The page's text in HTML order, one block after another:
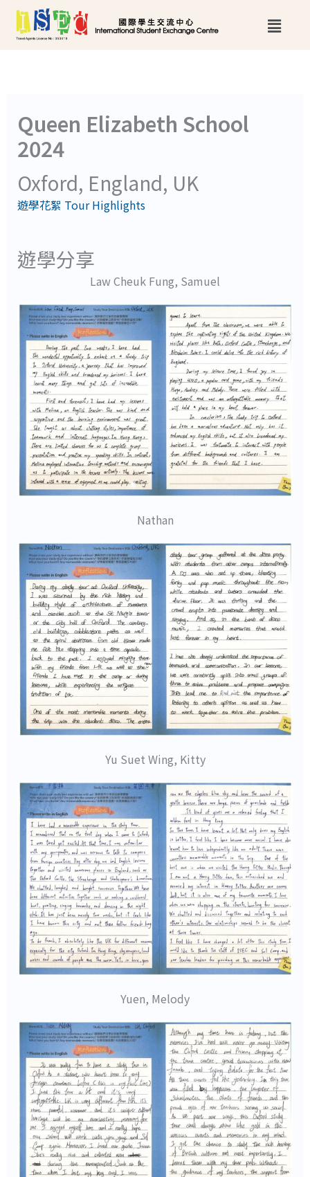
Main
Queen Elizabeth School
2024
Oxford, England, UK
遊學花絮 Tour Highlights
遊學分享
Law Cheuk Fung, Samuel
Nathan
Yu Suet Wing, Kitty
Yuen, Melody